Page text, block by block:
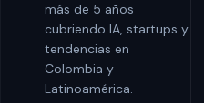
más de 5 años
cubriendo IA, startups y
tendencias en
Colombia y
Latinoamérica.